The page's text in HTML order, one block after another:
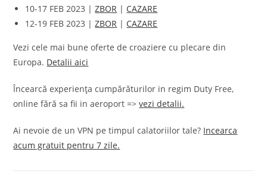
10-17 FEB 2023 |ZBOR | CAZARE
12-19 FEB 2023 |ZBOR | CAZARE
Vezi cele mai bune oferte de croaziere cu plecare din
Europa. Detalii aici
Încearcă experiența cumpărăturilor in regim Duty Free,
online fără sa fii in aeroport =>vezi detalii.
Ai nevoie de un VPN pe timpul calatoriilor tale? Incearca
acum gratuit pentru 7 zile.